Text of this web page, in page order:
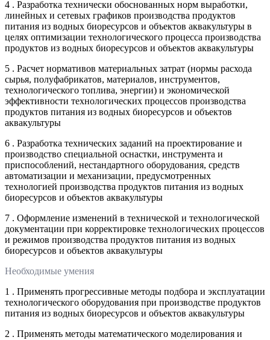
4 . Разработка технически обоснованных норм выработки,
линейных и сетевых графиков производства продуктов
питания из водных биоресурсов и объектов аквакультуры в
целях оптимизации технологического процесса производства
продуктов из водных биоресурсов и объектов аквакультуры
5 . Расчет нормативов материальных затрат (нормы расхода
сырья, полуфабрикатов, материалов, инструментов,
технологического топлива, энергии) и экономической
эффективности технологических процессов производства
продуктов питания из водных биоресурсов и объектов
аквакультуры
6 . Разработка технических заданий на проектирование и
производство специальной оснастки, инструмента и
приспособлений, нестандартного оборудования, средств
автоматизации и механизации, предусмотренных
технологией производства продуктов питания из водных
биоресурсов и объектов аквакультуры
7 . Оформление изменений в технической и технологической
документации при корректировке технологических процессов
и режимов производства продуктов питания из водных
биоресурсов и объектов аквакультуры
Необходимые умения
1 . Применять прогрессивные методы подбора и эксплуатации
технологического оборудования при производстве продуктов
питания из водных биоресурсов и объектов аквакультуры
2 . Применять методы математического моделирования и